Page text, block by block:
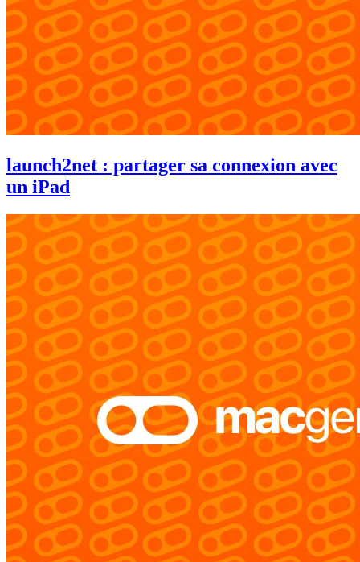
launch2net : partager sa connexion avec
un iPad